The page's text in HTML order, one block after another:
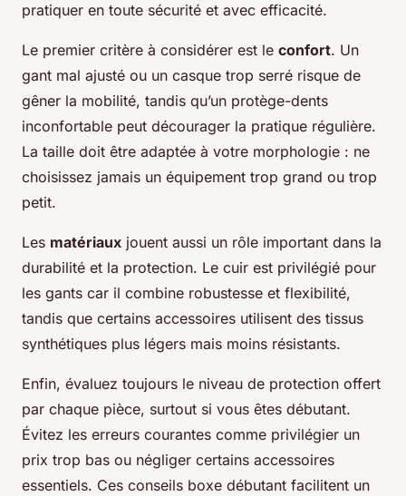
pratiquer en toute sécurité et avec efficacité.
Le premier critère à considérer est le confort. Un
gant mal ajusté ou un casque trop serré risque de
gêner la mobilité, tandis qu’un protège-dents
inconfortable peut décourager la pratique régulière.
La taille doit être adaptée à votre morphologie : ne
choisissez jamais un équipement trop grand ou trop
petit.
Les matériaux jouent aussi un rôle important dans la
durabilité et la protection. Le cuir est privilégié pour
les gants car il combine robustesse et flexibilité,
tandis que certains accessoires utilisent des tissus
synthétiques plus légers mais moins résistants.
Enfin, évaluez toujours le niveau de protection offert
par chaque pièce, surtout si vous êtes débutant.
Évitez les erreurs courantes comme privilégier un
prix trop bas ou négliger certains accessoires
essentiels. Ces conseils boxe débutant facilitent un